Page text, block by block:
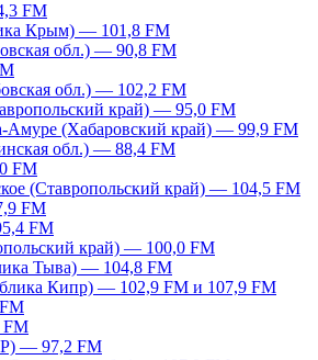
FM
Крым) — 101,8 FM
обл.) — 90,8 FM
обл.) — 102,2 FM
край) — 95,0 FM
Амуре (Хабаровский край) — 99,9 FM
обл.) — 88,4 FM
FM
(Ставропольский край) — 104,5 FM
FM
FM
край) — 100,0 FM
Тыва) — 104,8 FM
Кипр) — 102,9 FM и 107,9 FM
FM
— 97,2 FM